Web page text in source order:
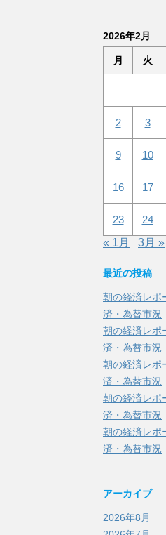
2026年2月
月 火
2 3
9 10
16 17
23 24
« 1月
3月 »
最近の投稿
朝の経済レポ
済・為替市況
朝の経済レポ
済・為替市況
朝の経済レポ
済・為替市況
朝の経済レポ
済・為替市況
朝の経済レポ
済・為替市況
アーカイブ
2026年8月